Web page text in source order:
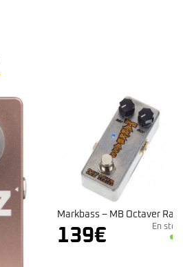
Markbass – MB Octaver Raw
139€ En stock